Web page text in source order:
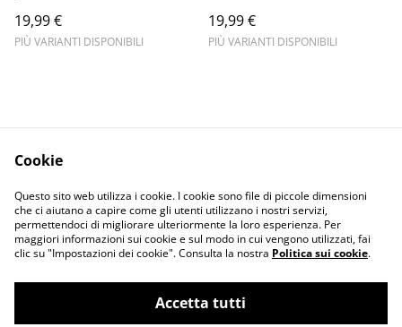
19,99 €
PIÙ VARIANTI DISPONIBILI
19,99 €
PIÙ VARIANTI DISPONIBILI
Informativa sulla
privacy
Terms and
conditions
Cookie
Questo sito web utilizza i cookie. I cookie sono file di piccole dimensioni
che ci aiutano a capire come gli utenti utilizzano i nostri servizi,
permettendoci di migliorare ulteriormente la loro esperienza. Per
maggiori informazioni sui cookie e sul modo in cui vengono utilizzati, fai
clic su "Impostazioni dei cookie". Consulta la nostra Politica sui cookie.
Accetta tutti